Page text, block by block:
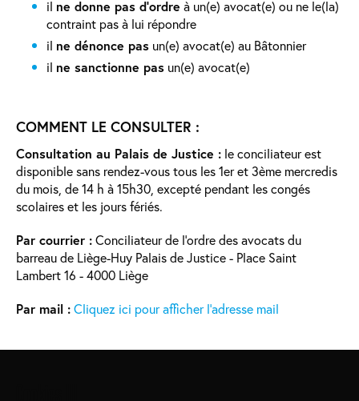
il ne donne pas d’ordre à un(e) avocat(e) ou ne le(la)
contraint pas à lui répondre
il ne dénonce pas un(e) avocat(e) au Bâtonnier
il ne sanctionne pas un(e) avocat(e)
COMMENT LE CONSULTER :
Consultation au Palais de Justice : le conciliateur est
disponible sans rendez-vous tous les 1er et 3ème mercredis
du mois, de 14 h à 15h30, excepté pendant les congés
scolaires et les jours fériés.
Par courrier :Conciliateur de l’ordre des avocats du
barreau de Liège-Huy Palais de Justice - Place Saint
Lambert 16 - 4000 Liège
Par mail :Cliquez ici pour afficher l'adresse mail